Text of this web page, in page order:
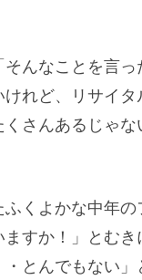
んなことを言
れど、リサイ
さんあるじゃ
くよかな中年の
すか！」とむ
とんでもない」